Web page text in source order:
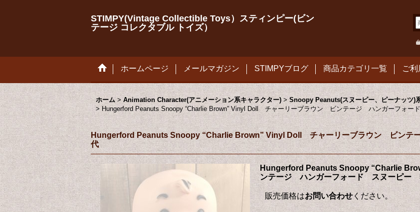
STIMPY(Vintage Collectible Toys）スティンピー(ビン
テージ コレクタブル トイズ）
ホームページ メールマガジン STIMPYブログ 商品カテゴリ一覧 ご利
ホーム > Animation Character(アニメーション系キャラクター) > Snoopy Peanuts(スヌーピー、ピーナッツ)
> Hungerford Peanuts Snoopy “Charlie Brown” Vinyl Doll チャーリーブラウン ビンテージ ハンガーフォ
Hungerford Peanuts Snoopy “Charlie Brown” Vinyl Doll チャーリーブラウン ビン
代
Hungerford Peanuts Snoopy “Charlie
ンテージ ハンガーフォード スヌーピー
販売価格はお問い合わせください。